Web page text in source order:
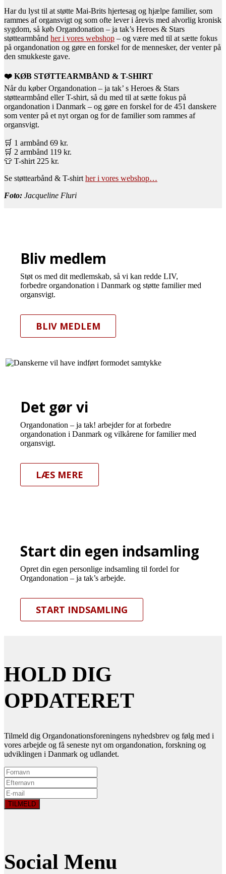
Har du lyst til at støtte Mai-Brits hjertesag og hjælpe familier, som
rammes af organsvigt og som ofte lever i årevis med alvorlig kronisk
sygdom, så køb Organdonation – ja tak’s Heroes & Stars
støttearmbånd her i vores webshop – og være med til at sætte fokus
på organdonation og gøre en forskel for de mennesker, der venter på
den smukkeste gave.
❤️ KØB STØTTEARMBÅND & T-SHIRT
Når du køber Organdonation – ja tak’ s Heroes & Stars
støttearmbånd eller T-shirt, så du med til at sætte fokus på
organdonation i Danmark – og gøre en forskel for de 451 danskere
som venter på et nyt organ og for de familier som rammes af
organsvigt.
🛒 1 armbånd 69 kr.
🛒 2 armbånd 119 kr.
👕 T-shirt 225 kr.
Se støttearbånd & T-shirt her i vores webshop…
Foto: Jacqueline Fluri
Bliv medlem
Støt os med dit medlemskab, så vi kan redde LIV,
forbedre organdonation i Danmark og støtte familier med
organsvigt.
BLIV MEDLEM
Det gør vi
Organdonation – ja tak! arbejder for at forbedre
organdonation i Danmark og vilkårene for familier med
organsvigt.
LÆS MERE
Start din egen indsamling
Opret din egen personlige indsamling til fordel for
Organdonation – ja tak’s arbejde.
START INDSAMLING
HOLD DIG
OPDATERET
Tilmeld dig Organdonationsforeningens nyhedsbrev og følg med i
vores arbejde og få seneste nyt om organdonation, forskning og
udviklingen i Danmark og udlandet.
Social Menu